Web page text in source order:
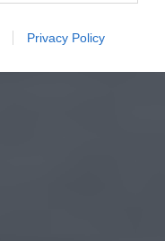
Privacy Policy